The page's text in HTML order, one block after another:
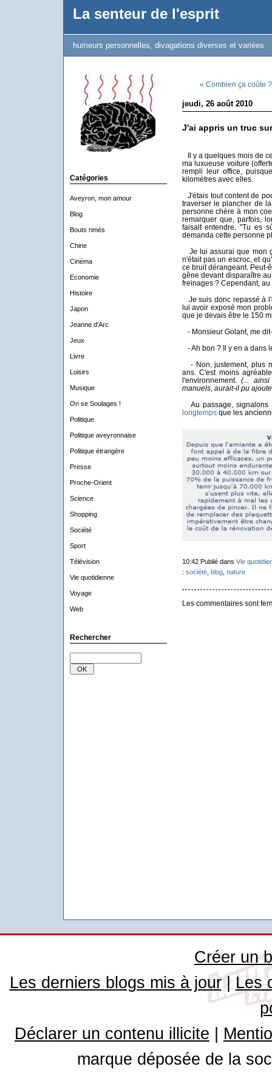
La senteur de l'esprit
humeurs personnelles, divagations diverses et variées
Catégories
Aveyron, mon amour
Blog
Bouts rimés
Chine
Cinéma
Economie
Histoire
Japon
Jeanne d'Arc
Jeux
Livre
Loisirs
Musique
On se Soulages !
Politique
Politique aveyronnaise
Politique étrangère
Presse
Proche-Orient
Science
Shopping
Société
Sport
Télévision
Vie quotidienne
Voyage
Web
Rechercher
« Combien ça coûte
jeudi, 26 août 2010
J'ai appris un truc
Il y a quelques mois de
ma luxueuse voiture
rempli leur office,
kilomètres avec elles.
J'étais tout content de
traverser le plancher de
personne chère à mon
remarquer que, parfois,
faisait entendre. "Tu es
demanda cette personne
Je lui assurai que mon
n'était pas un escroc, et
ce bruit dérangeant. Peut-
gêne devant disparaître
freinages ? Cependant,
Je suis donc repassé à
lui avoir exposé mon
que je devais être le 150
- Monsieur Golant, me
- Ah bon ? Il y en a dans
- Non, justement, plus
ans. C'est moins
l'environnement.(...
manuels, aurait-il pu
Au passage, signalons
longtempsque les
10:42 Publié dans Vie
: société, blog, nature
Les commentaires sont
Créer un
Les derniers blogs mis à jour| Les
Déclarer un contenu illicite
marque déposée de la